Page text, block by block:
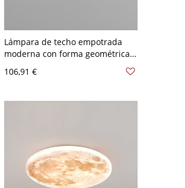
Lámpara de techo empotrada
moderna con forma geométrica
LED y pantalla de acrílico - Gris
110 A 120 V 41,91 cm Blanco
106,91 €